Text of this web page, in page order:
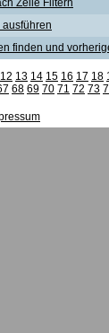
Zelle Filtern
finden und
12 13 14 15 16 17 18
68 69 70 71 72 73